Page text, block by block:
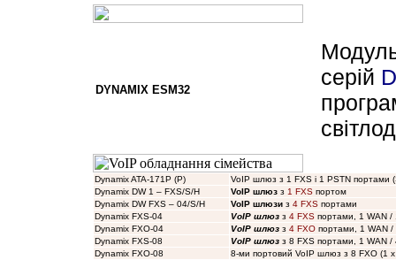
DYNAMIX ESM32
серій
Dynamix ATA-171P (P)
VoIP шлюз з 1 FXS і 1 PSTN портами
Dynamix DW 1 – FXS/S/H
VoIP шлюз з 1 FXS портом
Dynamix DW FXS – 04/S/H
VoIP шлюзи з 4 FXS портами
Dynamix FXS-04
VoIP шлюз з 4 FXS портами, 1 WAN /
Dynamix FXO-04
VoIP шлюз з 4 FXO портами, 1 WAN /
Dynamix FXS-08
VoIP шлюз з 8 FXS портами, 1 WAN /
Dynamix FXO-08
8-ми портовий VoIP шлюз з 8 FXO (1